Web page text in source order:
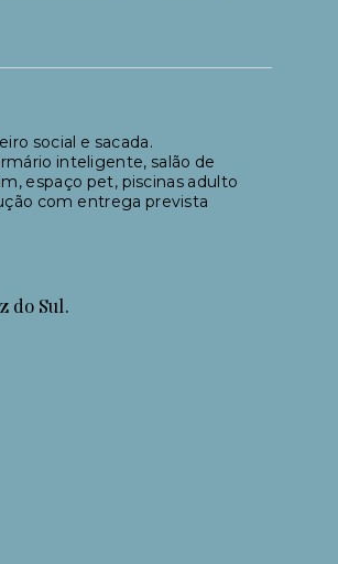
social e sacada.
inteligente, salão de
espaço pet, piscinas adulto
com entrega prevista
do Sul.